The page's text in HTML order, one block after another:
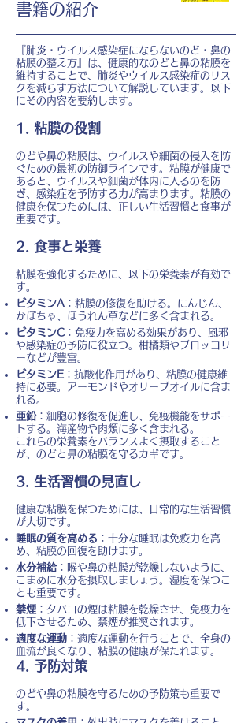
書籍の紹介
『肺炎・ウイルス感染症にならないのど・鼻の
粘膜の整え方』は、健康的なのどと鼻の粘膜を
維持することで、肺炎やウイルス感染症のリス
クを減らす方法について解説しています。以下
にその内容を要約します。
1. 粘膜の役割
のどや鼻の粘膜は、ウイルスや細菌の侵入を防
ぐための最初の防御ラインです。粘膜が健康で
あると、ウイルスや細菌が体内に入るのを防
ぎ、感染症を予防する力が高まります。粘膜の
健康を保つためには、正しい生活習慣と食事が
重要です。
2. 食事と栄養
粘膜を強化するために、以下の栄養素が有効で
す。
ビタミンA ：粘膜の修復を助ける。にんじん、
かぼちゃ、ほうれん草などに多く含まれる。
ビタミンC ：免疫力を高める効果があり、風邪
や感染症の予防に役立つ。柑橘類やブロッコリ
ーなどが豊富。
ビタミンE ：抗酸化作用があり、粘膜の健康維
持に必要。アーモンドやオリーブオイルに含ま
れる。
亜鉛：細胞の修復を促進し、免疫機能をサポー
トする。海産物や肉類に多く含まれる。
これらの栄養素をバランスよく摂取すること
が、のどと鼻の粘膜を守るカギです。
3. 生活習慣の見直し
健康な粘膜を保つためには、日常的な生活習慣
が大切です。
睡眠の質を高める ：十分な睡眠は免疫力を高
め、粘膜の回復を助けます。
水分補給：喉や鼻の粘膜が乾燥しないように、
こまめに水分を摂取しましょう。湿度を保つこ
とも重要です。
禁煙 ：タバコの煙は粘膜を乾燥させ、免疫力を
低下させるため、禁煙が推奨されます。
適度な運動 ：適度な運動を行うことで、全身の
血流が良くなり、粘膜の健康が保たれます。
4. 予防対策
のどや鼻の粘膜を守るための予防策も重要で
す。